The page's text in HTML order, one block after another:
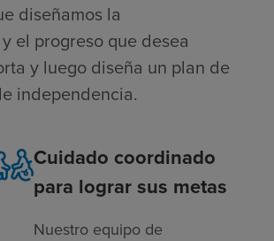
diseñamos la
el progreso que desea
y luego diseña un plan de
independencia.
Cuidado coordinado
para lograr sus metas
Nuestro equipo de